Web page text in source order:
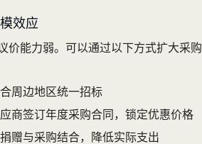
效应
价能力弱。可以通过以下方式扩大采购
周边地区统一招标
商签订年度采购合同，锁定优惠价格
赠与采购结合，降低实际支出